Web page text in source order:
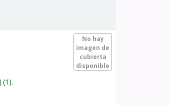
No hay
imagen de
cubierta
disponible
(1).